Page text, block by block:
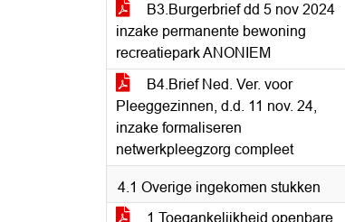
B3.Burgerbrief dd 5 nov 2024
inzake permanente bewoning
recreatiepark ANONIEM
B4.Brief Ned. Ver. voor
Pleeggezinnen, d.d. 11 nov. 24,
inzake formaliseren
netwerkpleegzorg compleet
4.1 Overige ingekomen stukken
1.Toegankelijkheid openbare